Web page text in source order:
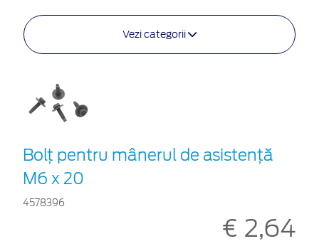
Vezi categorii
Bolț pentru mânerul de asistență
M6 x 20
4578396
€ 2,64